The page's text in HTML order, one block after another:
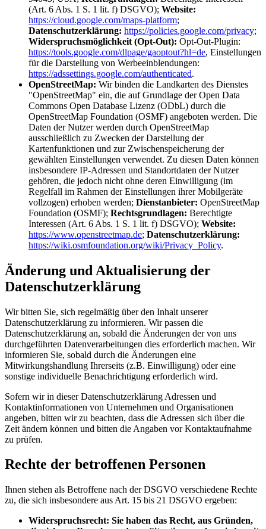
(Art. 6 Abs. 1 S. 1 lit. f) DSGVO); Website:
https://cloud.google.com/maps-platform;
Datenschutzerklärung: https://policies.google.com/privacy;
Widerspruchsmöglichkeit (Opt-Out): Opt-Out-Plugin:
https://tools.google.com/dlpage/gaoptout?hl=de, Einstellungen
für die Darstellung von Werbeeinblendungen:
https://adssettings.google.com/authenticated.
OpenStreetMap: Wir binden die Landkarten des Dienstes
"OpenStreetMap" ein, die auf Grundlage der Open Data
Commons Open Database Lizenz (ODbL) durch die
OpenStreetMap Foundation (OSMF) angeboten werden. Die
Daten der Nutzer werden durch OpenStreetMap
ausschließlich zu Zwecken der Darstellung der
Kartenfunktionen und zur Zwischenspeicherung der
gewählten Einstellungen verwendet. Zu diesen Daten können
insbesondere IP-Adressen und Standortdaten der Nutzer
gehören, die jedoch nicht ohne deren Einwilligung (im
Regelfall im Rahmen der Einstellungen ihrer Mobilgeräte
vollzogen) erhoben werden; Dienstanbieter: OpenStreetMap
Foundation (OSMF); Rechtsgrundlagen: Berechtigte
Interessen (Art. 6 Abs. 1 S. 1 lit. f) DSGVO); Website:
https://www.openstreetmap.de; Datenschutzerklärung:
https://wiki.osmfoundation.org/wiki/Privacy_Policy.
Änderung und Aktualisierung der
Datenschutzerklärung
Wir bitten Sie, sich regelmäßig über den Inhalt unserer
Datenschutzerklärung zu informieren. Wir passen die
Datenschutzerklärung an, sobald die Änderungen der von uns
durchgeführten Datenverarbeitungen dies erforderlich machen. Wir
informieren Sie, sobald durch die Änderungen eine
Mitwirkungshandlung Ihrerseits (z.B. Einwilligung) oder eine
sonstige individuelle Benachrichtigung erforderlich wird.
Sofern wir in dieser Datenschutzerklärung Adressen und
Kontaktinformationen von Unternehmen und Organisationen
angeben, bitten wir zu beachten, dass die Adressen sich über die
Zeit ändern können und bitten die Angaben vor Kontaktaufnahme
zu prüfen.
Rechte der betroffenen Personen
Ihnen stehen als Betroffene nach der DSGVO verschiedene Rechte
zu, die sich insbesondere aus Art. 15 bis 21 DSGVO ergeben:
Widerspruchsrecht: Sie haben das Recht, aus Gründen,